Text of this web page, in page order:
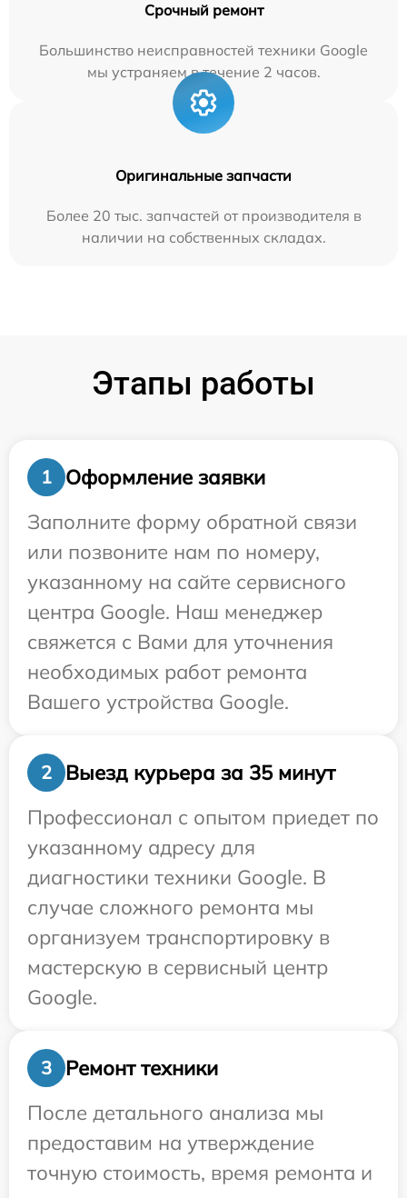
Срочный ремонт
Большинство неисправностей техники Google
мы устраняем в течение 2 часов.
Оригинальные запчасти
Более 20 тыс. запчастей от производителя в
наличии на собственных складах.
Этапы работы
1
Оформление заявки
Заполните форму обратной связи
или позвоните нам по номеру,
указанному на сайте сервисного
центра Google. Наш менеджер
свяжется с Вами для уточнения
необходимых работ ремонта
Вашего устройства Google.
2
Выезд курьера за 35 минут
Профессионал с опытом приедет по
указанному адресу для
диагностики техники Google. В
случае сложного ремонта мы
организуем транспортировку в
мастерскую в сервисный центр
Google.
3
Ремонт техники
После детального анализа мы
предоставим на утверждение
точную стоимость, время ремонта и